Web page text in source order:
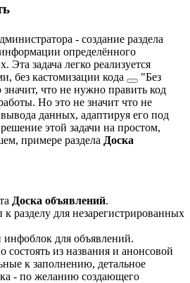
- создание раздела
определённого
Эта задача легко реализуется
без кастомизации кода
"Без
что не нужно править код
Но это не значит что не
данных, адаптируя его под
этой задачи на простом,
примере раздела Доска
Доска объявлений.
разделу для незарегистрированных
инфоблок для объявлений.
из названия и анонсовой
к заполнению, детальное
- по желанию создающего